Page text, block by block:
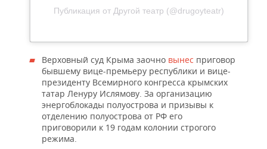
Публикация от Другой театр (@drugoyteatr)
Верховный суд Крыма заочно вынес приговор
бывшему вице-премьеру республики и вице-
президенту Всемирного конгресса крымских
татар Ленуру Ислямову. За организацию
энергоблокады полуострова и призывы к
отделению полуострова от РФ его
приговорили к 19 годам колонии строгого
режима.